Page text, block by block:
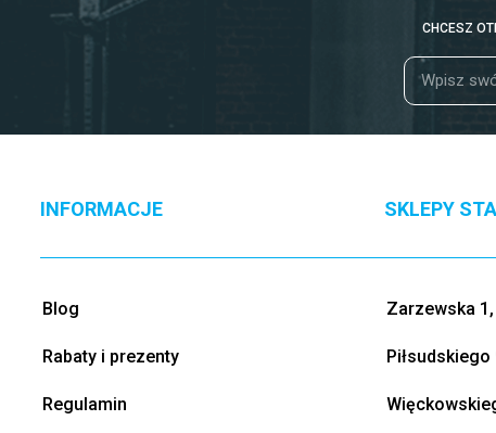
CHCESZ
INFORMACJE
Blog
Rabaty i prezenty
Regulamin
SKLEPY
Zarzewska
Piłsudskiego